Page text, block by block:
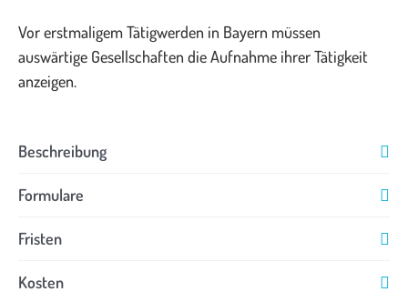
Vor erstmaligem Tätigwerden in Bayern müssen
auswärtige Gesellschaften die Aufnahme ihrer Tätigkeit
anzeigen.
Beschreibung
Formulare
Fristen
Kosten